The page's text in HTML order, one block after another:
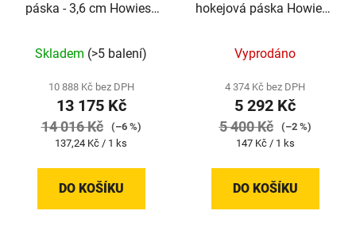
páska - 3,6 cm Howies |
Skladem (>5 balení)
10 888 Kč bez DPH
13 175 Kč
14 016 Kč
(–6 %)
Měrná
137,24 Kč / 1 ks
DO KOŠÍKU
hokejová páska Howies |
Vyprodáno
4 374 Kč bez DPH
5 292 Kč
5 400 Kč
(–2 %)
Měrná
147 Kč / 1 ks
DO KOŠÍKU